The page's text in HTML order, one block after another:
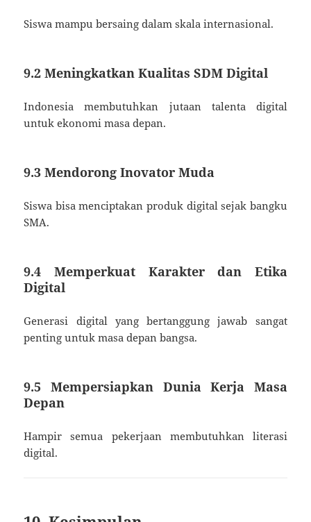
Siswa mampu bersaing dalam skala internasional.
9.2 Meningkatkan Kualitas SDM Digital
Indonesia membutuhkan jutaan talenta digital
untuk ekonomi masa depan.
9.3 Mendorong Inovator Muda
Siswa bisa menciptakan produk digital sejak bangku
SMA.
9.4 Memperkuat Karakter dan Etika
Digital
Generasi digital yang bertanggung jawab sangat
penting untuk masa depan bangsa.
9.5 Mempersiapkan Dunia Kerja Masa
Depan
Hampir semua pekerjaan membutuhkan literasi
digital.